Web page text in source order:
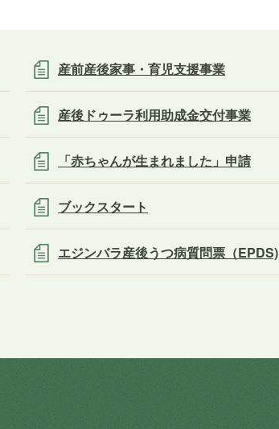
産前産後家事・育児支援事業
産後ドゥーラ利用助成金交付事業
「赤ちゃんが生まれました」申請
ブックスタート
エジンバラ産後うつ病質問票（EPDS)